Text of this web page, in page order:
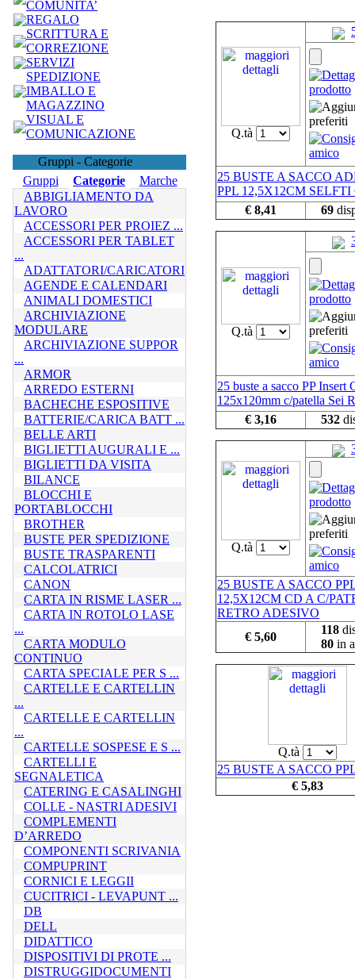
COMUNITA’
REGALO
SCRITTURA E
CORREZIONE
SERVIZI
SPEDIZIONE
IMBALLO E
MAGAZZINO
VISUAL E
COMUNICAZIONE
Gruppi - Categorie
Gruppi
Categorie
Marche
ABBIGLIAMENTO DA
LAVORO
ACCESSORI PER PROIEZ ...
ACCESSORI PER TABLET
...
ADATTATORI/CARICATORI
AGENDE E CALENDARI
ANIMALI DOMESTICI
ARCHIVIAZIONE
MODULARE
ARCHIVIAZIONE SUPPOR
...
ARMOR
ARREDO ESTERNI
BACHECHE ESPOSITIVE
BATTERIE/CARICA BATT ...
BELLE ARTI
BIGLIETTI AUGURALI E ...
BIGLIETTI DA VISITA
BILANCE
BLOCCHI E
PORTABLOCCHI
BROTHER
BUSTE PER SPEDIZIONE
BUSTE TRASPARENTI
CALCOLATRICI
CANON
CARTA IN RISME LASER ...
CARTA IN ROTOLO LASE
...
CARTA MODULO
CONTINUO
CARTA SPECIALE PER S ...
CARTELLE E CARTELLIN
...
CARTELLE E CARTELLIN
...
CARTELLE SOSPESE E S ...
CARTELLI E
SEGNALETICA
CATERING E CASALINGHI
COLLE - NASTRI ADESIVI
COMPLEMENTI
D’ARREDO
COMPONENTI SCRIVANIA
COMPUPRINT
CORNICI E LEGGII
CUCITRICI - LEVAPUNT ...
DB
DELL
DIDATTICO
DISPOSITIVI DI PROTE ...
DISTRUGGIDOCUMENTI
Q.tà
25 BUSTE A SACCO
PPL 12,5X12CM SELFTI
€ 8,41
69
Q.tà
25 buste a sacco PP Insert
125x120mm c/patella Sei
€ 3,16
532
Q.tà
25 BUSTE A SACCO
12,5X12CM CD A C/
RETRO ADESIVO
€ 5,60
118
80 in
Q.tà
25 BUSTE A SACCO
€ 5,83